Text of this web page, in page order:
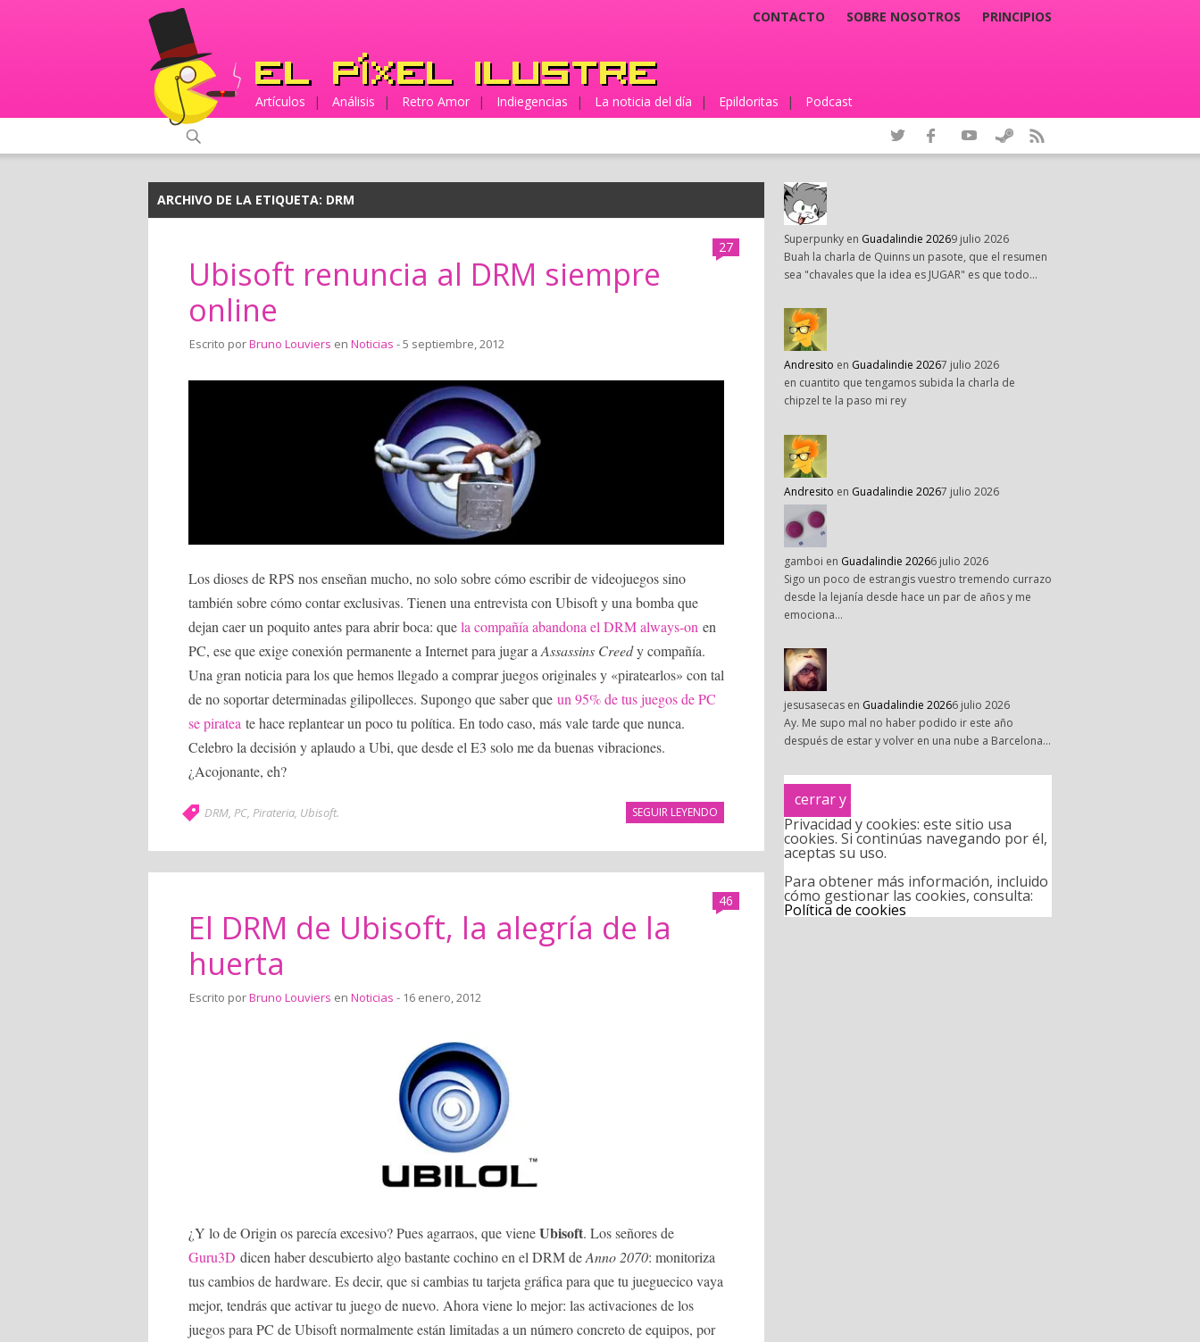
CONTACTO SOBRE NOSOTROS PRINCIPIOS
Artículos | Análisis | Retro Amor | Indiegencias | La noticia del día | Epildoritas | Podcast
ARCHIVO DE LA ETIQUETA: DRM
27
Ubisoft renuncia al DRM siempre
online
Escrito porBruno Louviers en Noticias - 5 septiembre, 2012
Los dioses de RPS nos enseñan mucho, no solo sobre cómo escribir de videojuegos sino
también sobre cómo contar exclusivas. Tienen una entrevista con Ubisoft y una bomba que
dejan caer un poquito antes para abrir boca: quela compañía abandona el DRM always-on en
PC, ese que exige conexión permanente a Internet para jugar aAssassins Creedy compañía.
Una gran noticia para los que hemos llegado a comprar juegos originales y «piratearlos» con tal
de no soportar determinadas gilipolleces. Supongo que saber que un 95% de tus juegos de PC
se piratea te hace replantear un poco tu política. En todo caso, más vale tarde que nunca.
Celebro la decisión y aplaudo a Ubi, que desde el E3 solo me da buenas vibraciones.
¿Acojonante, eh?
SEGUIR LEYENDO
DRM, PC, Pirateria, Ubisoft.
46
El DRM de Ubisoft, la alegría de la
huerta
Escrito porBruno Louviers en Noticias - 16 enero, 2012
¿Y lo de Origin os parecía excesivo? Pues agarraos, que vieneUbisoft. Los señores de
Guru3D dicen haber descubierto algo bastante cochino en el DRM deAnno 2070: monitoriza
tus cambios de hardware. Es decir, que si cambias tu tarjeta gráfica para que tu jueguecico vaya
mejor, tendrás que activar tu juego de nuevo. Ahora viene lo mejor: las activaciones de los
juegos para PC de Ubisoft normalmente están limitadas a un número concreto de equipos, por
Superpunky en Guadalindie 20269 julio 2026
Buah la charla de Quinns un pasote, que el resumen
sea "chavales que la idea es JUGAR" es que todo…
Andresito en Guadalindie 20267 julio 2026
en cuantito que tengamos subida la charla de
chipzel te la paso mi rey
Andresito en Guadalindie 20267 julio 2026
gamboi en Guadalindie 20266 julio 2026
Sigo un poco de estrangis vuestro tremendo currazo
desde la lejanía desde hace un par de años y me
emociona…
jesusasecas en Guadalindie 20266 julio 2026
Ay. Me supo mal no haber podido ir este año
después de estar y volver en una nube a Barcelona…
Privacidad y cookies: este sitio usa
cookies. Si continúas navegando por él,
aceptas su uso.
Para obtener más información, incluido
cómo gestionar las cookies, consulta:
Política de cookies